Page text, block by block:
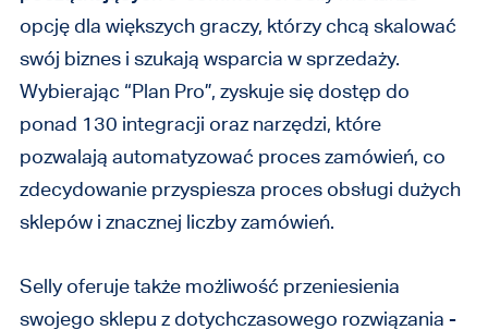
opcję dla większych graczy, którzy chcą skalować
swój biznes i szukają wsparcia w sprzedaży.
Wybierając “Plan Pro”, zyskuje się dostęp do
ponad 130 integracji oraz narzędzi, które
pozwalają automatyzować proces zamówień, co
zdecydowanie przyspiesza proces obsługi dużych
sklepów i znacznej liczby zamówień.
Selly oferuje także możliwość przeniesienia
swojego sklepu z dotychczasowego rozwiązania -